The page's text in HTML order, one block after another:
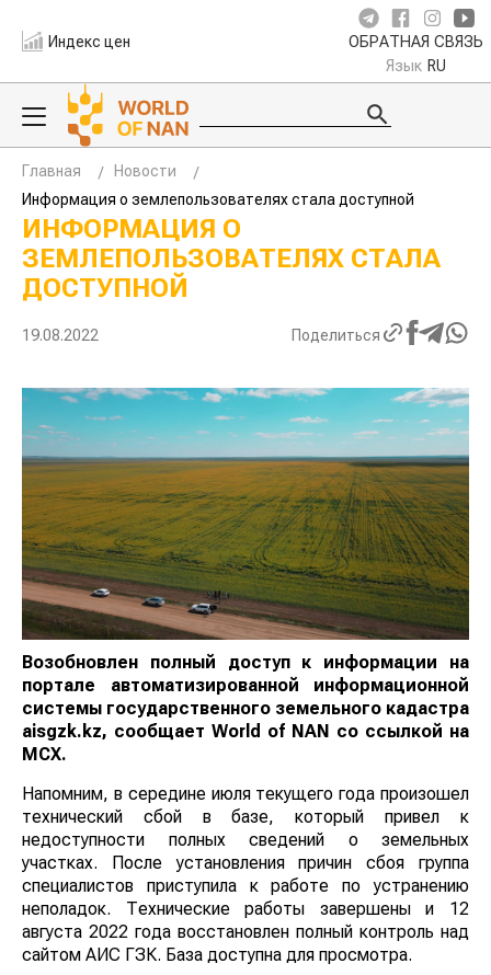
Индекс цен ОБРАТНАЯ СВЯЗЬ
Язык RU
Главная
Новости
Информация о землепользователях стала доступной
ИНФОРМАЦИЯ О
ЗЕМЛЕПОЛЬЗОВАТЕЛЯХ СТАЛА
ДОСТУПНОЙ
19.08.2022 Поделиться
Возобновлен полный доступ к информации на
портале автоматизированной информационной
системы государственного земельного кадастра
aisgzk.kz, сообщает World of NAN со ссылкой на
МСХ.
Напомним, в середине июля текущего года произошел
технический сбой в базе, который привел к
недоступности полных сведений о земельных
участках. После установления причин сбоя группа
специалистов приступила к работе по устранению
неполадок. Технические работы завершены и 12
августа 2022 года восстановлен полный контроль над
сайтом АИС ГЗК. База доступна для просмотра.